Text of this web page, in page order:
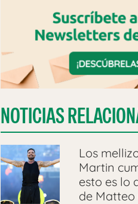
NOTICIAS
Los
Martin
esto es lo
de